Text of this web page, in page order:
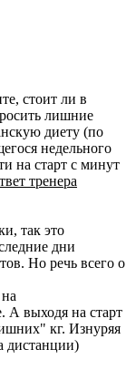
стоит ли в
лишние
диету (по
недельного
на старт с минут
тренера
так это
дни
Но речь всего о
А выходя на старт
кг. Изнуряя
дистанции)